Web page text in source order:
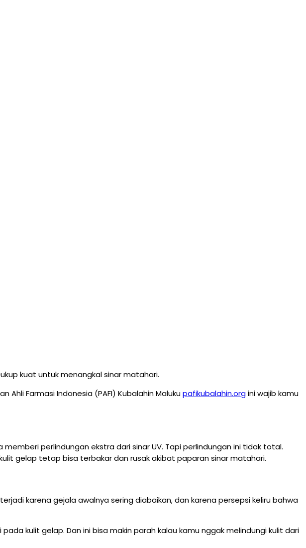
kuat untuk menangkal sinar matahari.
Farmasi Indonesia (PAFI) Kubalahin Malukupafikubalahin.orgini wajib kamu
perlindungan ekstra dari sinar UV. Tapi perlindungan ini tidak total.
gelap tetap bisa terbakar dan rusak akibat paparan sinar matahari.
karena gejala awalnya sering diabaikan, dan karena persepsi keliru bahwa
kulit gelap. Dan ini bisa makin parah kalau kamu nggak melindungi kulit dari